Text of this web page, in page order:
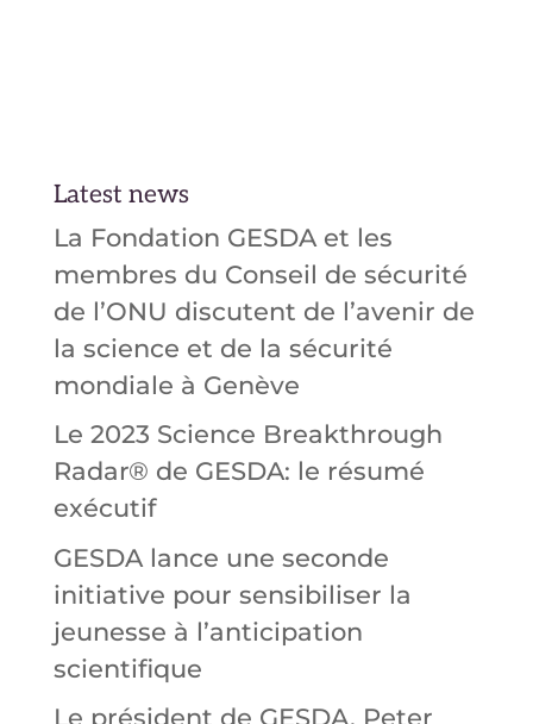
Latest news
La Fondation GESDA et les
membres du Conseil de sécurité
de l’ONU discutent de l’avenir de
la science et de la sécurité
mondiale à Genève
Le 2023 Science Breakthrough
Radar® de GESDA: le résumé
exécutif
GESDA lance une seconde
initiative pour sensibiliser la
jeunesse à l’anticipation
scientifique
Le président de GESDA, Peter